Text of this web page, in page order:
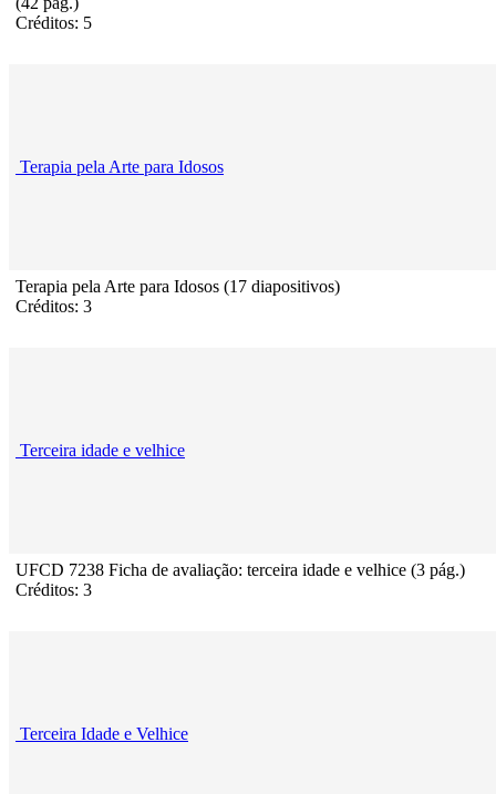
Créditos: 5
Terapia pela Arte para Idosos
Terapia pela Arte para Idosos (17 diapositivos)
Créditos: 3
Terceira idade e velhice
UFCD 7238 Ficha de avaliação: terceira idade e velhice (3 pág.)
Créditos: 3
Terceira Idade e Velhice